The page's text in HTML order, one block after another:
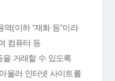
(이하 “재화 등”이라
컴퓨터 등
거래할 수 있도록
울러 인터넷 사이트를